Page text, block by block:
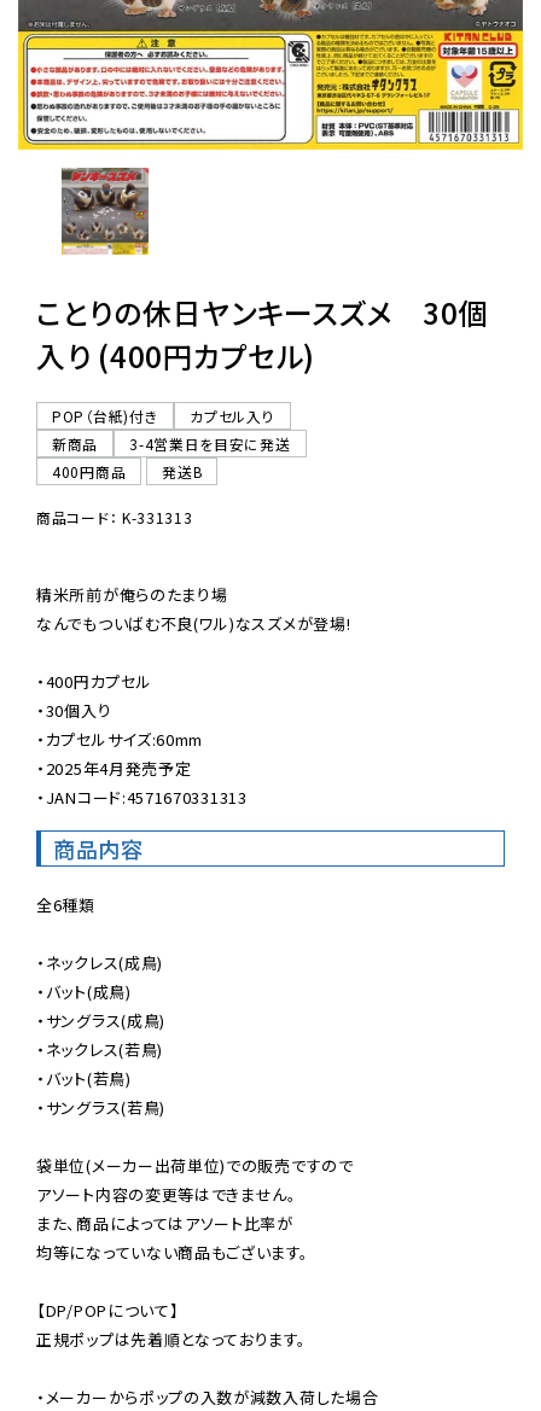
販促用カプセルトイ
よくあるご質問
06-6282-7659
ことりの休日ヤンキースズメ 30個
入り (400円カプセル)
POP（台紙)付き
カプセル入り
新商品
3-4営業日を目安に発送
400円商品
発送B
商品コード： K-331313
精米所前が俺らのたまり場
なんでもついばむ不良(ワル)なスズメが登場!
・400円カプセル
・30個入り
・カプセルサイズ:60mm
・2025年4月発売予定
・JANコード:4571670331313
商品内容
全6種類
・ネックレス(成鳥)
・バット(成鳥)
・サングラス(成鳥)
・ネックレス(若鳥)
・バット(若鳥)
・サングラス(若鳥)
袋単位(メーカー出荷単位)での販売ですので
アソート内容の変更等はできません。
また、商品によってはアソート比率が
均等になっていない商品もございます。
【DP/POPについて】
正規ポップは先着順となっております。
・メーカーからポップの入数が減数入荷した場合